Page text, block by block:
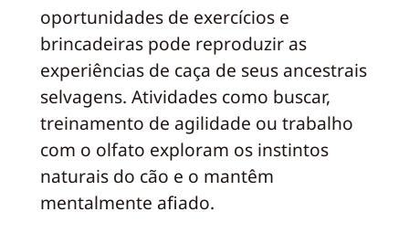
oportunidades de exercícios e
brincadeiras pode reproduzir as
experiências de caça de seus ancestrais
selvagens. Atividades como buscar,
treinamento de agilidade ou trabalho
com o olfato exploram os instintos
naturais do cão e o mantêm
mentalmente afiado.